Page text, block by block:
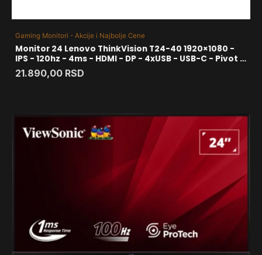
Gaming Monitori - Akcije i Najbolje Cene
Monitor 24 Lenovo ThinkVision T24-40 1920×1080 -
IPS - 120hz - 4ms - HDMI - DP - 4xUSB - USB-C - Pivot -
Zvučnici
21.890,00 RSD